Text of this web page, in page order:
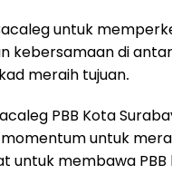
untuk
kebersamaan di
meraih tujuan.
PBB Kota
untuk
untuk membawa